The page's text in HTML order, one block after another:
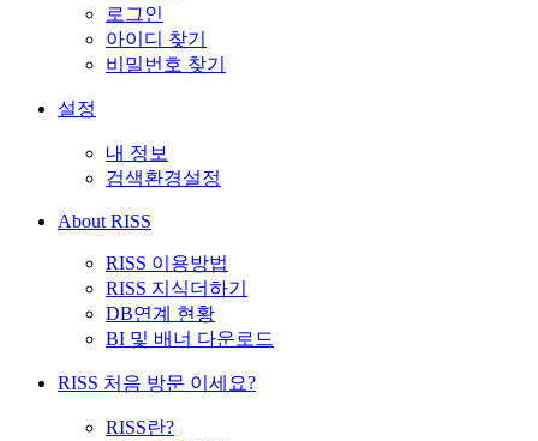
로그인
아이디 찾기
비밀번호 찾기
설정
내 정보
검색환경설정
About RISS
RISS 이용방법
RISS 지식더하기
DB연계 현황
BI 및 배너 다운로드
RISS 처음 방문 이세요?
RISS란?